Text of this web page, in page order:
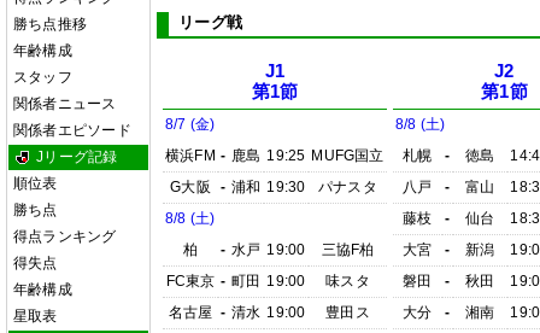
勝ち点推移
年齢構成
スタッフ
関係者ニュース
関係者エピソード
Jリーグ記録
順位表
勝ち点
得点ランキング
得失点
年齢構成
星取表
リーグ戦
J1
第1節
8/7 (金)
横浜FM - 鹿島 19:25 MUFG国立
G大阪
- 浦和 19:30
パナスタ
8/8 (土)
柏
- 水戸 19:00
三協F柏
FC東京 - 町田 19:00
味スタ
名古屋 - 清水 19:00
豊田ス
J2
第1節
8/8 (土)
札幌
- 徳島
八戸
- 富山
藤枝
- 仙台
大宮
- 新潟
磐田
- 秋田
大分
- 湘南